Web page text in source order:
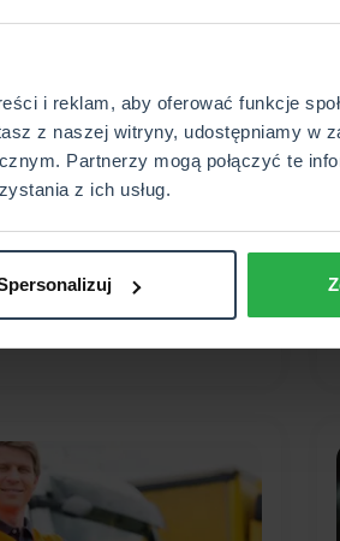
i reklam, aby oferować funkcje
z naszej witryny, udostępniamy w
Partnerzy mogą połączyć te
z ich usług.
otrzymać
za
depresji
się o odszkodowanie.